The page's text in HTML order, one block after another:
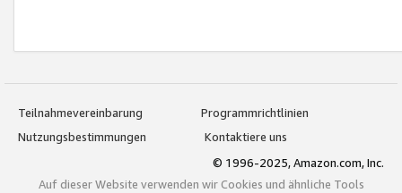
Teilnahmevereinbarung
Programmrichtlinien
Nutzungsbestimmungen
Kontaktiere uns
© 1996-2025, Amazon.com, Inc.
Auf dieser Website verwenden wir Cookies und ähnliche Tools